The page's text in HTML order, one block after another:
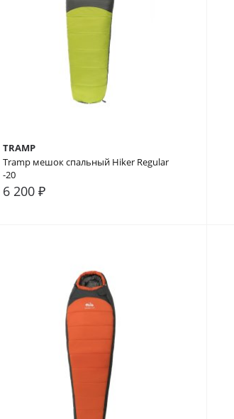
TRAMP
Tramp мешок спальный Hiker Regular
-20
6 200 ₽
В сравнение